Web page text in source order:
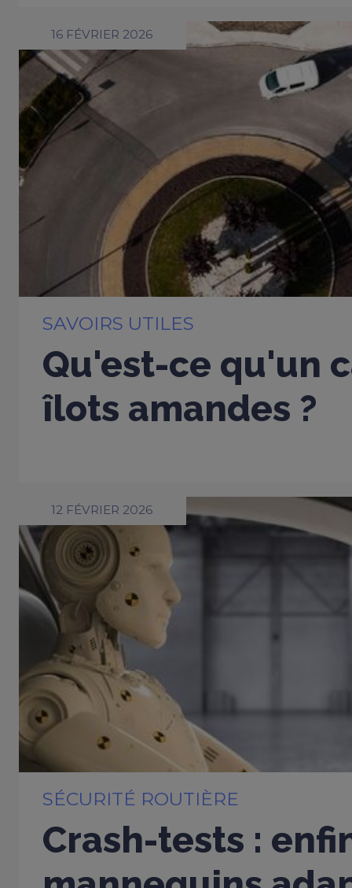
16 FÉVRIER 2026
SAVOIRS UTILES
Qu'est-ce qu'un
îlots amandes ?
12 FÉVRIER 2026
SÉCURITÉ ROUTIÈRE
Crash-tests :